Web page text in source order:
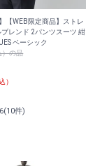
【WEB限定商品】ストレ
レンド 2パンツスーツ 紺
ベーシック
）の品
）
件)